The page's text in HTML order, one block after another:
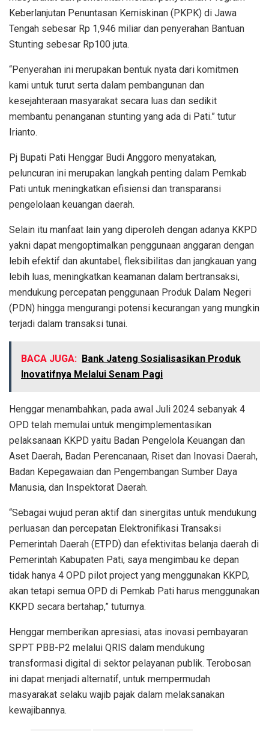
Keberlanjutan Penuntasan Kemiskinan (PKPK) di Jawa
Tengah sebesar Rp 1,946 miliar dan penyerahan Bantuan
Stunting sebesar Rp100 juta.
“Penyerahan ini merupakan bentuk nyata dari komitmen
kami untuk turut serta dalam pembangunan dan
kesejahteraan masyarakat secara luas dan sedikit
membantu penanganan stunting yang ada di Pati.” tutur
Irianto.
Pj Bupati Pati Henggar Budi Anggoro menyatakan,
peluncuran ini merupakan langkah penting dalam Pemkab
Pati untuk meningkatkan efisiensi dan transparansi
pengelolaan keuangan daerah.
Selain itu manfaat lain yang diperoleh dengan adanya KKPD
yakni dapat mengoptimalkan penggunaan anggaran dengan
lebih efektif dan akuntabel, fleksibilitas dan jangkauan yang
lebih luas, meningkatkan keamanan dalam bertransaksi,
mendukung percepatan penggunaan Produk Dalam Negeri
(PDN) hingga mengurangi potensi kecurangan yang mungkin
terjadi dalam transaksi tunai.
BACA JUGA: Bank Jateng Sosialisasikan Produk
Inovatifnya Melalui Senam Pagi
Henggar menambahkan, pada awal Juli 2024 sebanyak 4
OPD telah memulai untuk mengimplementasikan
pelaksanaan KKPD yaitu Badan Pengelola Keuangan dan
Aset Daerah, Badan Perencanaan, Riset dan Inovasi Daerah,
Badan Kepegawaian dan Pengembangan Sumber Daya
Manusia, dan Inspektorat Daerah.
“Sebagai wujud peran aktif dan sinergitas untuk mendukung
perluasan dan percepatan Elektronifikasi Transaksi
Pemerintah Daerah (ETPD) dan efektivitas belanja daerah di
Pemerintah Kabupaten Pati, saya mengimbau ke depan
tidak hanya 4 OPD pilot project yang menggunakan KKPD,
akan tetapi semua OPD di Pemkab Pati harus menggunakan
KKPD secara bertahap,” tuturnya.
Henggar memberikan apresiasi, atas inovasi pembayaran
SPPT PBB-P2 melalui QRIS dalam mendukung
transformasi digital di sektor pelayanan publik. Terobosan
ini dapat menjadi alternatif, untuk mempermudah
masyarakat selaku wajib pajak dalam melaksanakan
kewajibannya.